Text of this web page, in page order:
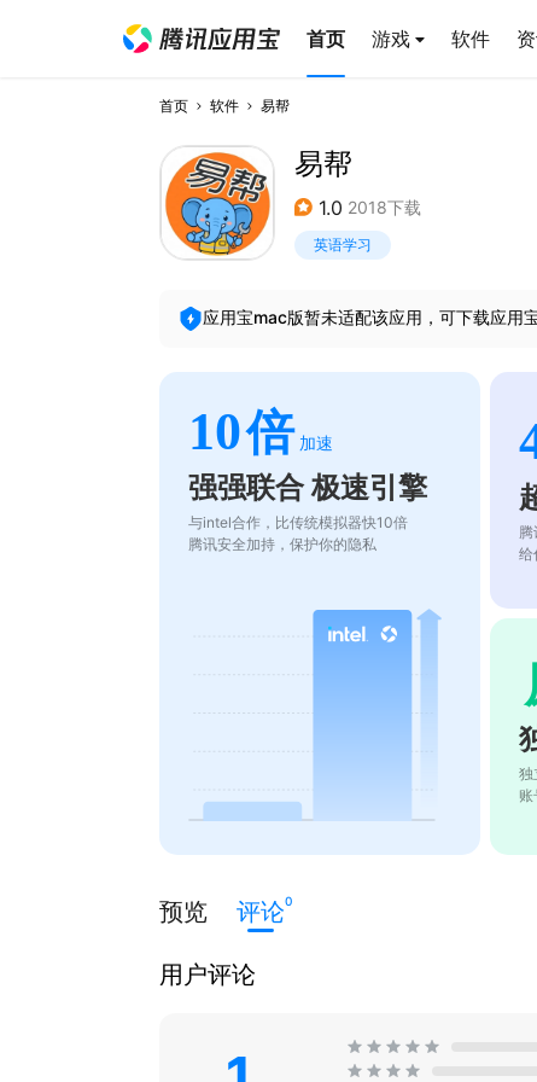
首页 游戏 软件
首页 软件 易帮
易帮
1.0 2018下载
英语学习
应用宝mac版暂未适配该应用，可下载应用
10倍 加速
强强联合 极速引擎
与intel合作，比传统模拟器快10倍
腾讯安全加持，保护你的隐私
给
独
预览 评论0
用户评论